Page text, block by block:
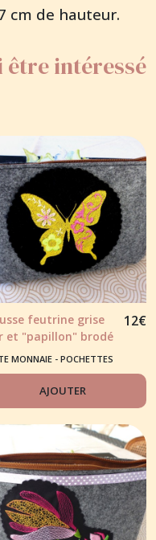
cm de hauteur.
être intéressé
feutrine grise
et "papillon" brodé
12€
MONNAIE - POCHETTES
AJOUTER